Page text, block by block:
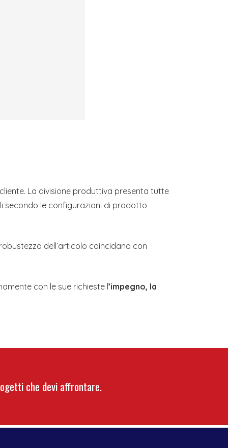
La divisione produttiva presenta tutte
secondo le configurazioni di prodotto
dell’articolo coincidano con
con le sue richieste l’impegno, la
che devi affrontare.